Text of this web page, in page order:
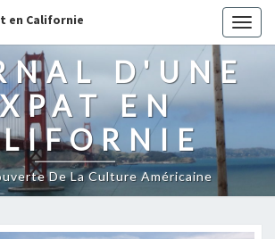
en Californie
D'UNE
EN
De La Culture Américaine